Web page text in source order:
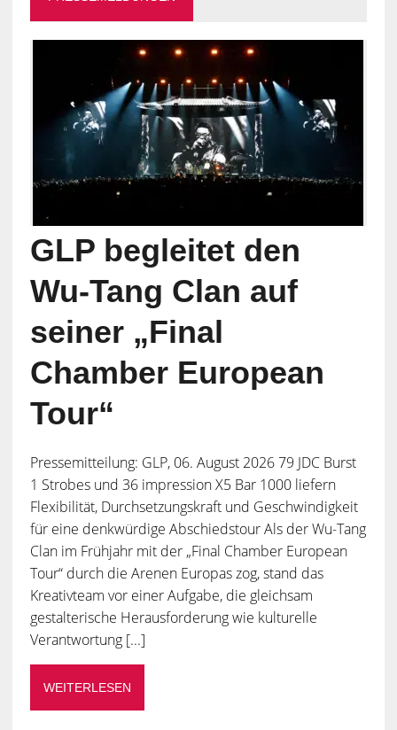
GLP begleitet den
Wu-Tang Clan auf
seiner „Final
Chamber European
Tour“
Pressemitteilung: GLP, 06. August 2026 79 JDC Burst
1 Strobes und 36 impression X5 Bar 1000 liefern
Flexibilität, Durchsetzungskraft und Geschwindigkeit
für eine denkwürdige Abschiedstour Als der Wu-Tang
Clan im Frühjahr mit der „Final Chamber European
Tour“ durch die Arenen Europas zog, stand das
Kreativteam vor einer Aufgabe, die gleichsam
gestalterische Herausforderung wie kulturelle
Verantwortung [...]
WEITERLESEN